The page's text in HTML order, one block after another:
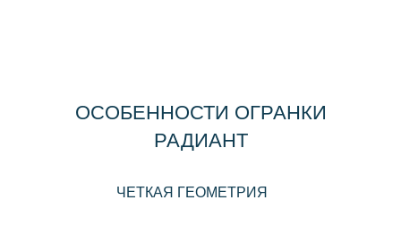
ЧЕТКАЯ ГЕОМЕТРИЯ
ОСОБЕННОСТИ ОГРАНКИ
РАДИАНТ